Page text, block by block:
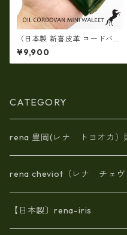
（日本製 新喜皮革 コードバ
ン）オイルコードバンラウン
ドファスナーミニ財布 tc-049
0
¥9,900
CATEGORY
rena 豊岡(レナ トヨオカ）
rena cheviot（レナ チェヴ
【日本製〕rena-iris